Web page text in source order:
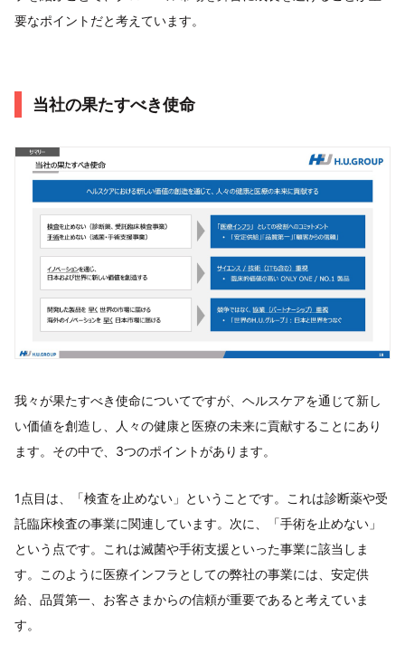
要なポイントだと考えています。
当社の果たすべき使命
我々が果たすべき使命についてですが、ヘルスケアを通じて新し
い価値を創造し、人々の健康と医療の未来に貢献することにあり
ます。その中で、3つのポイントがあります。
1点目は、「検査を止めない」ということです。これは診断薬や受
託臨床検査の事業に関連しています。次に、「手術を止めない」
という点です。これは滅菌や手術支援といった事業に該当しま
す。このように医療インフラとしての弊社の事業には、安定供
給、品質第一、お客さまからの信頼が重要であると考えていま
す。